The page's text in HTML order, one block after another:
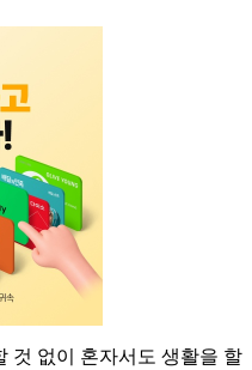
것 없이 혼자서도 생활을 할